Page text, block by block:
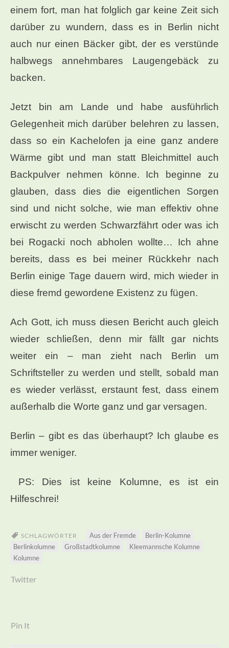
einem fort, man hat folglich gar keine Zeit sich
darüber zu wundern, dass es in Berlin nicht
auch nur einen Bäcker gibt, der es verstünde
halbwegs annehmbares Laugengebäck zu
backen.
Jetzt bin am Lande und habe ausführlich
Gelegenheit mich darüber belehren zu lassen,
dass so ein Kachelofen ja eine ganz andere
Wärme gibt und man statt Bleichmittel auch
Backpulver nehmen könne. Ich beginne zu
glauben, dass dies die eigentlichen Sorgen
sind und nicht solche, wie man effektiv ohne
erwischt zu werden Schwarzfährt oder was ich
bei Rogacki noch abholen wollte… Ich ahne
bereits, dass es bei meiner Rückkehr nach
Berlin einige Tage dauern wird, mich wieder in
diese fremd gewordene Existenz zu fügen.
Ach Gott, ich muss diesen Bericht auch gleich
wieder schließen, denn mir fällt gar nichts
weiter ein – man zieht nach Berlin um
Schriftsteller zu werden und stellt, sobald man
es wieder verlässt, erstaunt fest, dass einem
außerhalb die Worte ganz und gar versagen.
Berlin – gibt es das überhaupt? Ich glaube es
immer weniger.
PS: Dies ist keine Kolumne, es ist ein
Hilfeschrei!
SCHLAGWÖRTER Aus der Fremde
Berlin-Kolumne
Berlinkolumne
Großstadtkolumne
Kleemannsche Kolumne
Kolumne
Twitter
Pin It